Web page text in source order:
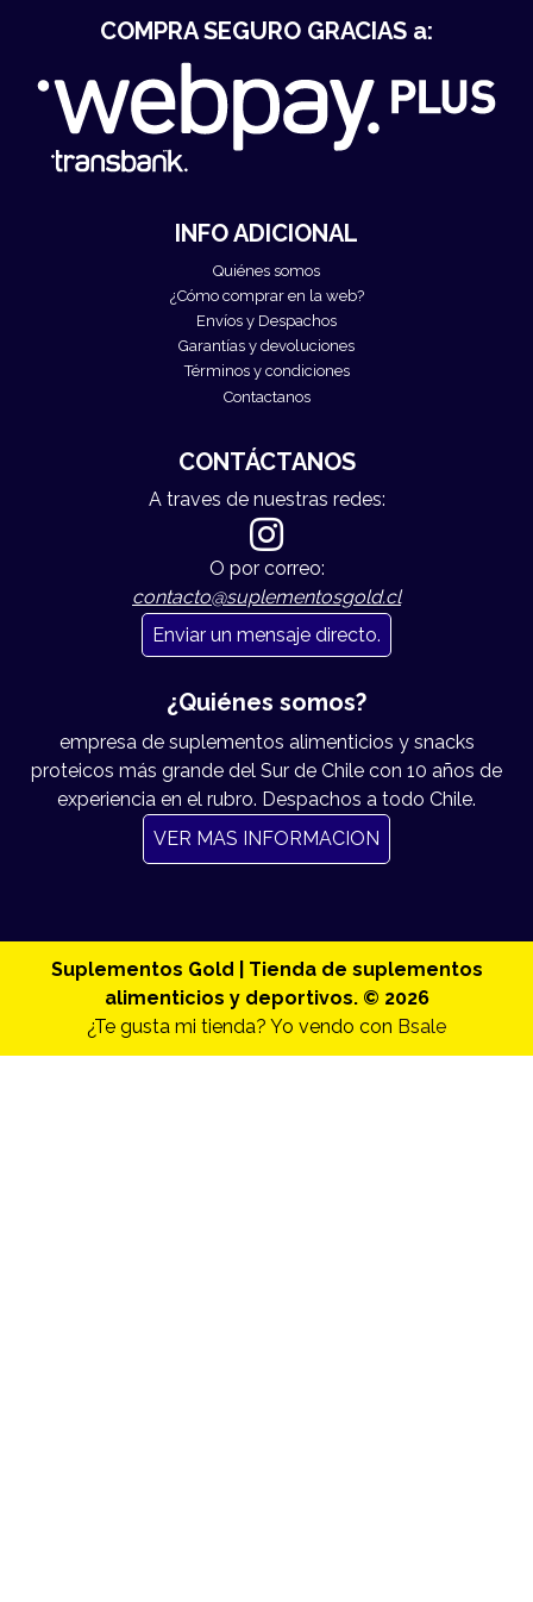
INFO ADICIONAL
Quiénes somos
¿Cómo comprar en la web?
Envíos y Despachos
Garantías y devoluciones
Términos y condiciones
Contactanos
COMPRA SEGURO GRACIAS a:
CONTÁCTANOS
A traves de nuestras redes:
O por correo:
contacto@suplementosgold.cl
Enviar un mensaje directo.
¿Quiénes somos?
empresa de suplementos alimenticios y snacks
proteicos más grande del Sur de Chile con 10 años de
experiencia en el rubro. Despachos a todo Chile.
VER MAS INFORMACION
Suplementos Gold | Tienda de suplementos
alimenticios y deportivos. © 2026
¿Te gusta mi tienda? Yo vendo con Bsale